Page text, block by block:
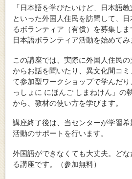
「日本語を学びたいけど、日本語
といった外国人住民を訪問して、
るボランティア（有償）を募集しま
日本語ボランティア活動を始めてみ
この講座では、実際に外国人住民
からお話を聞いたり、異文化間コ
て参加型ワークショップで学んだ
っしょに にほんご しまねけん」の
から、教材の使い方を学びます。
講座終了後は、当センターが学習
活動のサポートを行います。
外国語ができなくても大丈夫。ど
る講座です。（参加無料）